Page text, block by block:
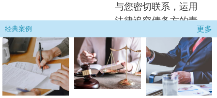
与您密切联系，运用
法律追究债务方的责
经典案例 更多